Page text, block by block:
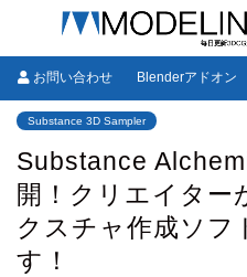
お問い合わせ Blenderアドオン
Substance 3D Sampler
Substance
開！クリエイター
クスチャ作成ソフ
す！